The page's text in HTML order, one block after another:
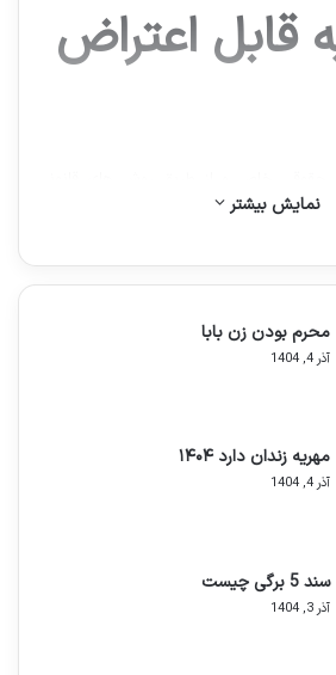
قابل اعتراض
یا اعتراض به عملیات اجرایی قابل اعتراض
مرحله عمل و اجرا درمی آید. این سند نقش
احتمال بروز خطا یا تضییع حقوق اشخاص در
وجود دارد. به همین دلیل، قانونگذار
به اجراییه پیش بینی کرده است تا از حقوق
متضرر حمایت شود. درک این سازوکارها،
و شناخت مراجع صالح برای اعتراض، از اهمیت
راهنمای جامع برای افراد حقیقی و حقوقی،
حقوق و هر کسی که به دنبال درک عمیق تر
و ضرورت اعتراض
و دلایل صدور آن، بنیان اصلی شناخت
نمایش بیشتر
محرم بودن زن بابا
آذر 4, 1404
مهریه زندان دارد ۱۴۰۴
آذر 4, 1404
سند 5 برگی چیست
آذر 3, 1404